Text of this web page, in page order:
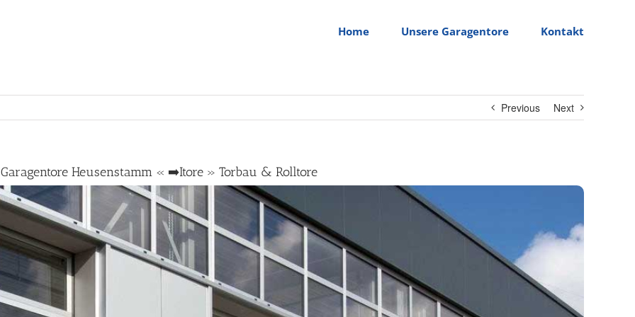
Home Unsere Garagentore Kontakt
Previous Next
Garagentore Heusenstamm « ➡️Itore » Torbau & Rolltore